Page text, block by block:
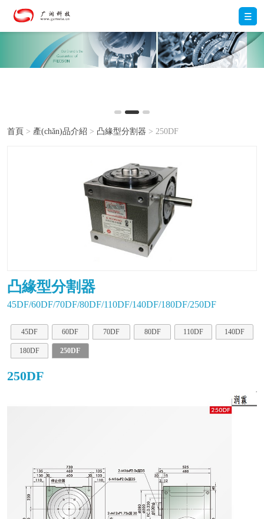
首頁 > 產(chǎn)品介紹 > 凸緣型分割器 > 250DF
凸緣型分割器
45DF/60DF/70DF/80DF/110DF/140DF/180DF/250DF
45DF 60DF 70DF 80DF 110DF 140DF
180DF 250DF
250DF